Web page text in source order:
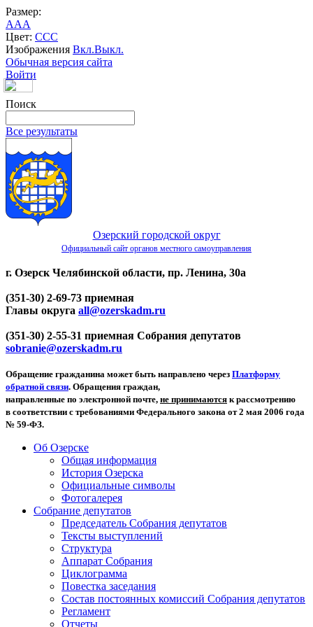
Размер:
AAA
Цвет: CCC
Изображения Вкл.Выкл.
Обычная версия сайта
Войти
Поиск
Все результаты
Озерский городской округ
Официальный сайт органов местного самоуправления
г. Озерск Челябинской области, пр. Ленина, 30а
(351-30) 2-69-73 приемная
Главы округа all@ozerskadm.ru
(351-30) 2-55-31 приемная Собрания депутатов
sobranie@ozerskadm.ru
Обращение гражданина может быть направлено через Платформу
обратной связи. Обращения граждан,
направленные по электронной почте, не принимаются к рассмотрению
в соответствии с требованиями Федерального закона от 2 мая 2006 года
№ 59-ФЗ.
Об Озерске
Общая информация
История Озерска
Официальные символы
Фотогалерея
Собрание депутатов
Председатель Собрания депутатов
Тексты выступлений
Структура
Аппарат Собрания
Циклограмма
Повестка заседания
Состав постоянных комиссий Собрания депутатов
Регламент
Отчеты